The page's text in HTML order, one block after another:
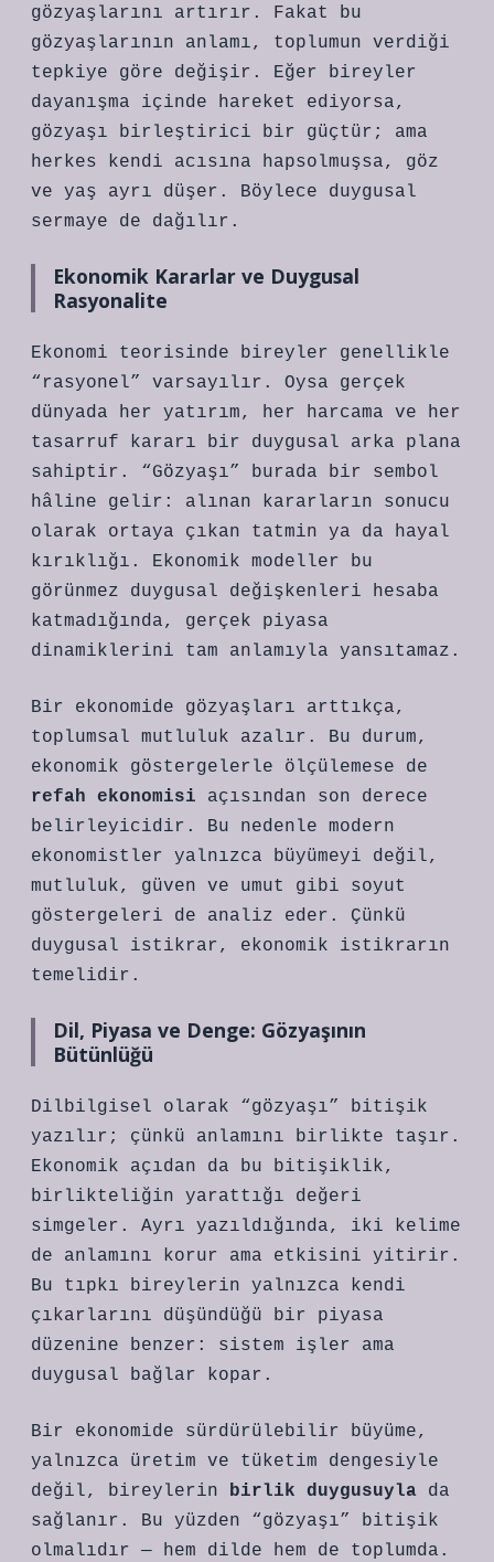
gözyaşlarını artırır. Fakat bu
gözyaşlarının anlamı, toplumun verdiği
tepkiye göre değişir. Eğer bireyler
dayanışma içinde hareket ediyorsa,
gözyaşı birleştirici bir güçtür; ama
herkes kendi acısına hapsolmuşsa, göz
ve yaş ayrı düşer. Böylece duygusal
sermaye de dağılır.
Ekonomik Kararlar ve Duygusal
Rasyonalite
Ekonomi teorisinde bireyler genellikle
“rasyonel” varsayılır. Oysa gerçek
dünyada her yatırım, her harcama ve her
tasarruf kararı bir duygusal arka plana
sahiptir. “Gözyaşı” burada bir sembol
hâline gelir: alınan kararların sonucu
olarak ortaya çıkan tatmin ya da hayal
kırıklığı. Ekonomik modeller bu
görünmez duygusal değişkenleri hesaba
katmadığında, gerçek piyasa
dinamiklerini tam anlamıyla yansıtamaz.
Bir ekonomide gözyaşları arttıkça,
toplumsal mutluluk azalır. Bu durum,
ekonomik göstergelerle ölçülemese de
refah ekonomisi açısından son derece
belirleyicidir. Bu nedenle modern
ekonomistler yalnızca büyümeyi değil,
mutluluk, güven ve umut gibi soyut
göstergeleri de analiz eder. Çünkü
duygusal istikrar, ekonomik istikrarın
temelidir.
Dil, Piyasa ve Denge: Gözyaşının
Bütünlüğü
Dilbilgisel olarak “gözyaşı” bitişik
yazılır; çünkü anlamını birlikte taşır.
Ekonomik açıdan da bu bitişiklik,
birlikteliğin yarattığı değeri
simgeler. Ayrı yazıldığında, iki kelime
de anlamını korur ama etkisini yitirir.
Bu tıpkı bireylerin yalnızca kendi
çıkarlarını düşündüğü bir piyasa
düzenine benzer: sistem işler ama
duygusal bağlar kopar.
Bir ekonomide sürdürülebilir büyüme,
yalnızca üretim ve tüketim dengesiyle
değil, bireylerin birlik duygusuyla da
sağlanır. Bu yüzden “gözyaşı” bitişik
olmalıdır — hem dilde hem de toplumda.